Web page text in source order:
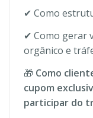
✔ Como
✔ Como gerar
orgânico e
🎁 Como
cupom
participar do